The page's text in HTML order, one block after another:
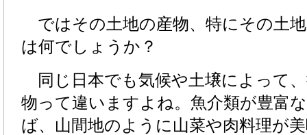
ではその土地の産物、特にその土
は何でしょうか？
同じ日本でも気候や土壌によって
物って違いますよね。魚介類が豊富
ば、山間地のように山菜や肉料理が